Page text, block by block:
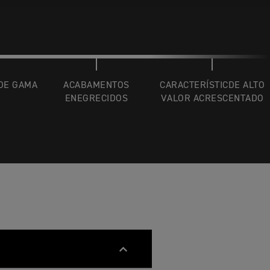
GAMA
ACABAMENTOS
ENEGRECIDOS
CARACTERÍSTICDE ALTO
VALOR ACRESCENTADO